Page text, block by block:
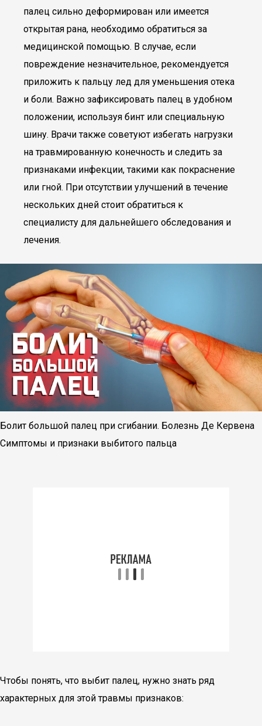
палец сильно деформирован или имеется
открытая рана, необходимо обратиться за
медицинской помощью. В случае, если
повреждение незначительное, рекомендуется
приложить к пальцу лед для уменьшения отека
и боли. Важно зафиксировать палец в удобном
положении, используя бинт или специальную
шину. Врачи также советуют избегать нагрузки
на травмированную конечность и следить за
признаками инфекции, такими как покраснение
или гной. При отсутствии улучшений в течение
нескольких дней стоит обратиться к
специалисту для дальнейшего обследования и
лечения.
Болит большой палец при сгибании. Болезнь Де Кервена
Симптомы и признаки выбитого пальца
Чтобы понять, что выбит палец, нужно знать ряд
характерных для этой травмы признаков: